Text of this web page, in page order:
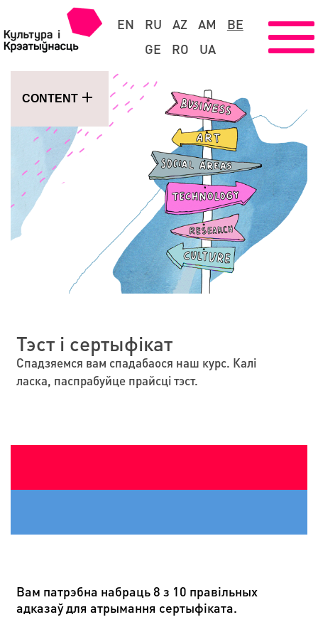
EN RU AZ AM
BE
GE
RO UA
CONTENT
Тэст і сертыфікат
Спадзяемся вам спадабаocя наш курс. Калі
ласка, паспрабуйце прайсці тэст.
Вам патрэбна набраць 8 з 10 правільных
адказаў для атрымання сертыфіката.